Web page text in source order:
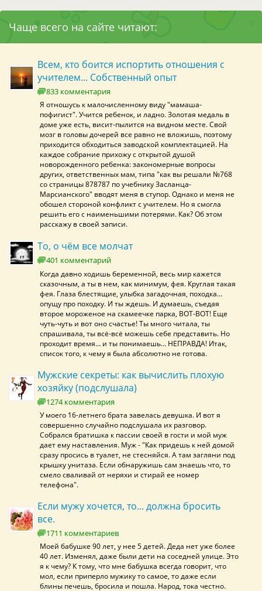
Чаще всего на сайте читают:
Всем, кто боится испортить отношения с
учителем... Собственный опыт
833 комментария
Я отношусь к малочисленному виду "мамаша-
пофигист". Учится ребенок, и ладно. Золотая медаль в
доме уже есть, висит-пылится на видном месте. Свой
мозг в головы дочерей все равно не вложишь, поэтому
приходится обходиться заводской комплектацией. На
каждое собрание прихожу с открытой душой
новорожденного ребенка: закономерные вопросы
других, ответственных мам, типа "как вы решали №768
со страницы 878787 по учебнику Засланца-
Марсианского" вводят меня в ступор. Однако и меня не
обошел стороной конфликт с учителем. Но я смогла
решить его с наименьшими потерями. Как? Об этом
расскажу в своей записи.
То, о чём все молчат
401 комментарий
Когда давно ходишь беременной, весь мир кажется
сказочным, а ты в нем, как минимум, фея. Круглая такая
фея. Глаза блестящие, улыбка загадочная, походка…
опущу про походку. И ты ждешь. И думаешь, съедая
второе мороженое на скамеечке парка, ВОТ-ВОТ! Еще
чуть-чуть и вот оно счастье! Ты много читала, ты
спрашивала, ты всё-всё можешь себе представить. Но
проходит время… и ты понимаешь… НЕПРАВДА! Итак,
список того, к чему я была абсолютно не готова.
Мужские секреты: как вычислить плохую
хозяйку (подслушала)
1274 комментария
У моего 16-летнего брата завелась девушка. И вот я
совершенно случайно подслушала их разговор.
Собрался братишка к пассии своей в гости и мой муж
дает ему наставления. Муж - "Как придешь к ней домой
сразу просись в туалет, не стесняйся. А там загляни под
крышку унитаза. Если обнаружишь сам знаешь что, то
смело сваливай от неряхи и стирай ее номер
телефона".
Если мужу хочется, то... должна бросить
все.
1711 комментариев
Моей бабушке 90 лет, у нее 5 детей. Деда нет уже более
40 лет. Изменял, даже были дети на соседней улице. Это
я к чему? К тому, что мне бабушка всегда говорит, что
мол, если приперло мужику то самое, то даже если
блины печешь, бросила и пошла. Народ, тока честно.